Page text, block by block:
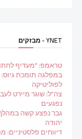
YNET - מבזקים
טראמפ: "מעדיף
במפלגה תומכת גיוס:
לפוליטיקה
צה"ל: שוגר מיירט
נפגעים
יהודה
דיווחים פלסטיניים: